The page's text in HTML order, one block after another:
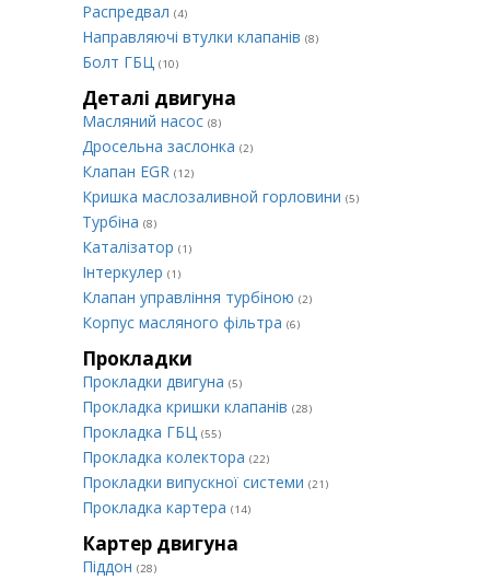
Распредвал (4)
Направляючі втулки клапанів (8)
Болт ГБЦ (10)
Деталі двигуна
Масляний насос (8)
Дросельна заслонка (2)
Клапан EGR (12)
Кришка маслозаливной горловини (5)
Турбіна (8)
Каталізатор (1)
Інтеркулер (1)
Клапан управління турбіною (2)
Корпус масляного фільтра (6)
Прокладки
Прокладки двигуна (5)
Прокладка кришки клапанів (28)
Прокладка ГБЦ (55)
Прокладка колектора (22)
Прокладки випускної системи (21)
Прокладка картера (14)
Картер двигуна
Піддон (28)